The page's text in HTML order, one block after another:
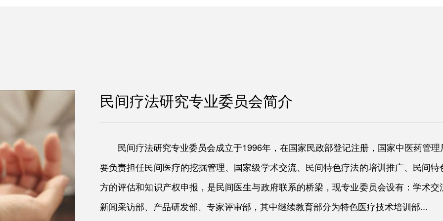
民间疗法研究专业委员会简介
民间疗法研究专业委员会成立于1996年，在国家民政部登记注册，国家中医药管
要负责担任民间医疗的挖掘管理、国家级学术交流、民间特色疗法的培训推广、民间
方的评估和知识产权申报，是民间医生与政府联系的桥梁，现专业委员会设有：学术
新闻采访部、产品研发部、专家评审部，其中继续教育部分为特色医疗技术培训部...